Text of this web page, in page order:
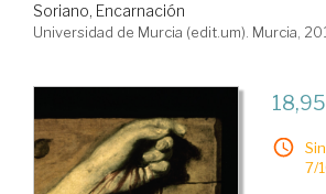
Soriano, Encarnación
Universidad de Murcia (edit.um). Murcia,
7/